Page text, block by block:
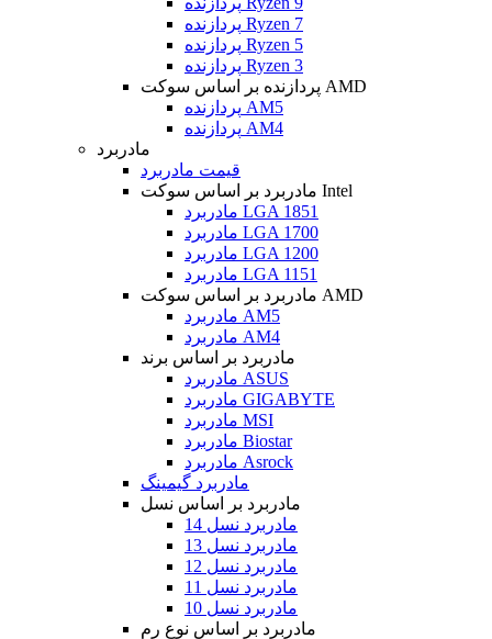
پردازنده Ryzen 7
پردازنده Ryzen 5
پردازنده Ryzen 3
پردازنده بر اساس سوکت AMD
پردازنده AM5
پردازنده AM4
مادربرد
قیمت مادربرد
مادربرد بر اساس سوکت Intel
مادربرد LGA 1851
مادربرد LGA 1700
مادربرد LGA 1200
مادربرد LGA 1151
مادربرد بر اساس سوکت AMD
مادربرد AM5
مادربرد AM4
مادربرد بر اساس برند
مادربرد ASUS
مادربرد GIGABYTE
مادربرد MSI
مادربرد Biostar
مادربرد Asrock
مادربرد گیمینگ
مادربرد بر اساس نسل
مادربرد نسل 14
مادربرد نسل 13
مادربرد نسل 12
مادربرد نسل 11
مادربرد نسل 10
مادربرد بر اساس نوع رم